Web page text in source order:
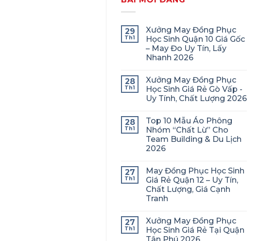
29
Th1
Xưởng May Đồng Phục
Học Sinh Quận 10 Giá Gốc
– May Đo Uy Tín, Lấy
Nhanh 2026
28
Th1
Xưởng May Đồng Phục
Học Sinh Giá Rẻ Gò Vấp -
Uy Tính, Chất Lượng 2026
28
Th1
Top 10 Mẫu Áo Phông
Nhóm “Chất Lừ” Cho
Team Building & Du Lịch
2026
27
Th1
May Đồng Phục Học Sinh
Giá Rẻ Quận 12 – Uy Tín,
Chất Lượng, Giá Cạnh
Tranh
27
Th1
Xưởng May Đồng Phục
Học Sinh Giá Rẻ Tại Quận
Tân Phú 2026